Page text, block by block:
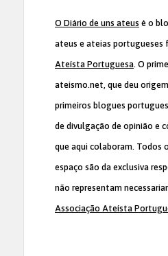
O Diário de uns ateus é o
ateus e ateias portugueses
Ateísta Portuguesa. O
ateismo.net, que deu
primeiros blogues
de divulgação de opinião e
que aqui colaboram. Todos
espaço são da exclusiva
não representam
Associação Ateísta